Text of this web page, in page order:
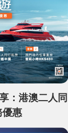
：港澳二人同
優惠